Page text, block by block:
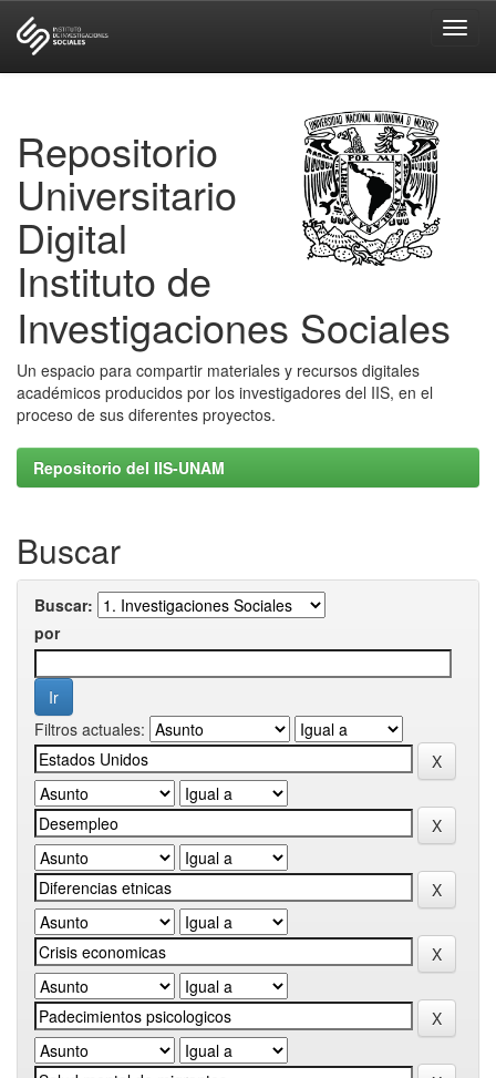
Repositorio
Universitario
Digital
Instituto de
Investigaciones Sociales
Un espacio para compartir materiales y recursos digitales
académicos producidos por los investigadores del IIS, en el
proceso de sus diferentes proyectos.
Repositorio del IIS-UNAM
Buscar
Buscar:
por
Filtros actuales: